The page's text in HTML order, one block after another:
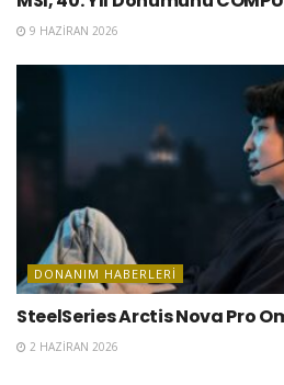
9 HAZIRAN 2026
DONANIM HABERLERI
SteelSeries Arctis Nova Pro
2 HAZIRAN 2026